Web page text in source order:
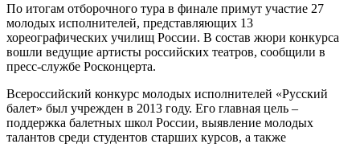
По итогам отборочного тура в финале примут участие 27
молодых исполнителей, представляющих 13
хореографических училищ России. В состав жюри конкурса
вошли ведущие артисты российских театров, сообщили в
пресс-службе Росконцерта.
Всероссийский конкурс молодых исполнителей «Русский
балет» был учрежден в 2013 году. Его главная цель –
поддержка балетных школ России, выявление молодых
талантов среди студентов старших курсов, а также